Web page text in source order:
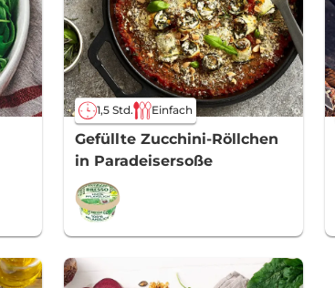
1,5 Std. Einfach
Gefüllte Zucchini-Röllchen
in Paradeisersoße